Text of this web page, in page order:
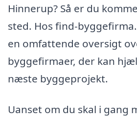
Hinnerup? Så er du
sted. Hos find-
en omfattende oversigt
byggefirmaer, der kan
næste byggeprojekt.
Uanset om du skal i gang